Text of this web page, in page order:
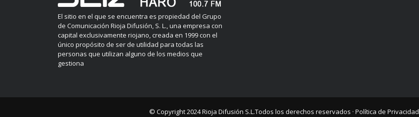
El sitio en el que se encuentra es propiedad del Grupo
de Comunicación Rioja Difusión, S. L., una empresa con
capital exclusivamente riojano, creada en 1999 con el
único propósito de ser de utilidad para todas las
personas que utilizan alguno de los medios que
gestiona
© Copyright 2024Rioja Difusión S.L.Todos los derechos reservados · Política de Privacidad